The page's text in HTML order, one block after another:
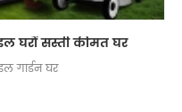
घरों सस्ती कीमत घर
गार्डन घर